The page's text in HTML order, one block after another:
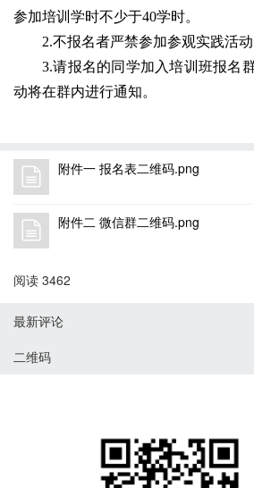
参加培训学时不少于40学时。
2.不报名者严禁参加参观实践活动
3.请报名的同学加入培训班报名
动将在群内进行通知。
附件一 报名表二维码.png
附件二 微信群二维码.png
阅读 3462
最新评论
二维码